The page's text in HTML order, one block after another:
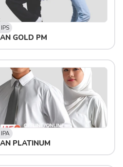
GOLD PM
PLATINUM